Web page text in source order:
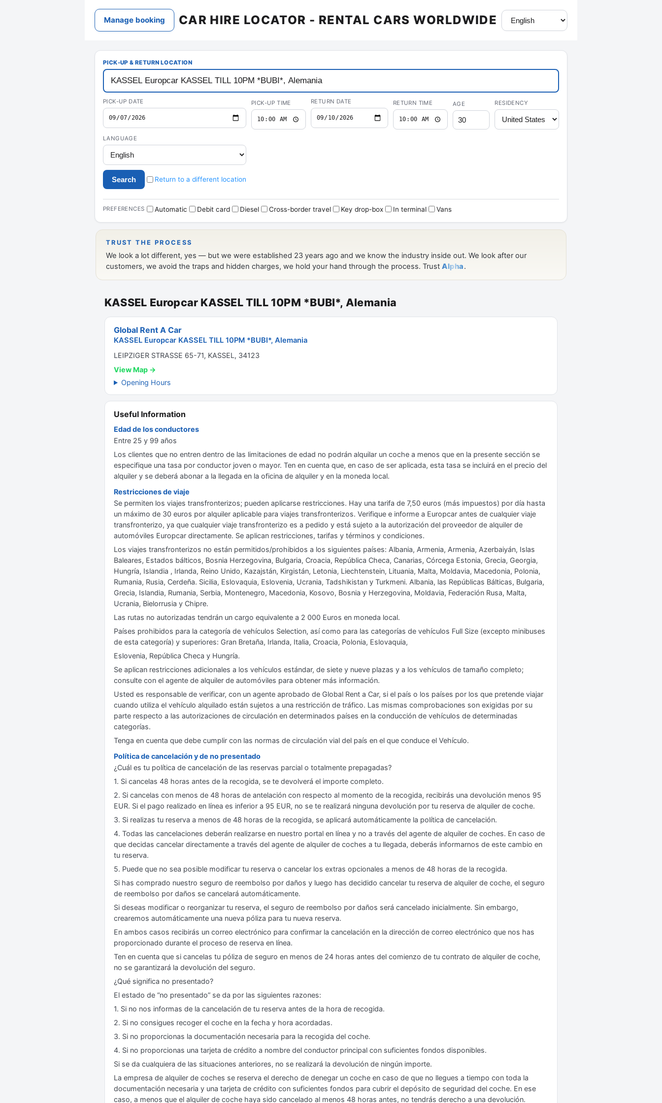
KASSEL Europcar KASSEL TILL 10PM *BUBI*, Alemania
Global Rent A Car
KASSEL Europcar KASSEL TILL 10PM *BUBI*, Alemania
LEIPZIGER STRASSE 65-71, KASSEL, 34123
View Map →
Opening Hours
Useful Information
Edad de los conductores
Entre 25 y 99 años
Los clientes que no entren dentro de las limitaciones de edad no podrán alquilar un coche a menos que en la presente sección se
especifique una tasa por conductor joven o mayor. Ten en cuenta que, en caso de ser aplicada, esta tasa se incluirá en el precio del
alquiler y se deberá abonar a la llegada en la oficina de alquiler y en la moneda local.
Restricciones de viaje
Se permiten los viajes transfronterizos; pueden aplicarse restricciones. Hay una tarifa de 7,50 euros (más impuestos) por día hasta
un máximo de 30 euros por alquiler aplicable para viajes transfronterizos. Verifique e informe a Europcar antes de cualquier viaje
transfronterizo, ya que cualquier viaje transfronterizo es a pedido y está sujeto a la autorización del proveedor de alquiler de
automóviles Europcar directamente. Se aplican restricciones, tarifas y términos y condiciones.
Los viajes transfronterizos no están permitidos/prohibidos a los siguientes países: Albania, Armenia, Armenia, Azerbaiyán, Islas
Baleares, Estados bálticos, Bosnia Herzegovina, Bulgaria, Croacia, República Checa, Canarias, Córcega Estonia, Grecia, Georgia,
Hungría, Islandia , Irlanda, Reino Unido, Kazajstán, Kirgistán, Letonia, Liechtenstein, Lituania, Malta, Moldavia, Macedonia, Polonia,
Rumania, Rusia, Cerdeña. Sicilia, Eslovaquia, Eslovenia, Ucrania, Tadshikistan y Turkmeni. Albania, las Repúblicas Bálticas, Bulgaria,
Grecia, Islandia, Rumania, Serbia, Montenegro, Macedonia, Kosovo, Bosnia y Herzegovina, Moldavia, Federación Rusa, Malta,
Ucrania, Bielorrusia y Chipre.
Las rutas no autorizadas tendrán un cargo equivalente a 2 000 Euros en moneda local.
Países prohibidos para la categoría de vehículos Selection, así como para las categorías de vehículos Full Size (excepto minibuses
de esta categoría) y superiores: Gran Bretaña, Irlanda, Italia, Croacia, Polonia, Eslovaquia,
Eslovenia, República Checa y Hungría.
Se aplican restricciones adicionales a los vehículos estándar, de siete y nueve plazas y a los vehículos de tamaño completo;
consulte con el agente de alquiler de automóviles para obtener más información.
Usted es responsable de verificar, con un agente aprobado de Global Rent a Car, si el país o los países por los que pretende viajar
cuando utiliza el vehículo alquilado están sujetos a una restricción de tráfico. Las mismas comprobaciones son exigidas por su
parte respecto a las autorizaciones de circulación en determinados países en la conducción de vehículos de determinadas
categorías.
Tenga en cuenta que debe cumplir con las normas de circulación vial del país en el que conduce el Vehículo.
Política de cancelación y de no presentado
¿Cuál es tu política de cancelación de las reservas parcial o totalmente prepagadas?
1. Si cancelas 48 horas antes de la recogida, se te devolverá el importe completo.
2. Si cancelas con menos de 48 horas de antelación con respecto al momento de la recogida, recibirás una devolución menos 95
EUR. Si el pago realizado en línea es inferior a 95 EUR, no se te realizará ninguna devolución por tu reserva de alquiler de coche.
3. Si realizas tu reserva a menos de 48 horas de la recogida, se aplicará automáticamente la política de cancelación.
4. Todas las cancelaciones deberán realizarse en nuestro portal en línea y no a través del agente de alquiler de coches. En caso de
que decidas cancelar directamente a través del agente de alquiler de coches a tu llegada, deberás informarnos de este cambio en
tu reserva.
5. Puede que no sea posible modificar tu reserva o cancelar los extras opcionales a menos de 48 horas de la recogida.
Si has comprado nuestro seguro de reembolso por daños y luego has decidido cancelar tu reserva de alquiler de coche, el seguro
de reembolso por daños se cancelará automáticamente.
Si deseas modificar o reorganizar tu reserva, el seguro de reembolso por daños será cancelado inicialmente. Sin embargo,
crearemos automáticamente una nueva póliza para tu nueva reserva.
En ambos casos recibirás un correo electrónico para confirmar la cancelación en la dirección de correo electrónico que nos has
proporcionado durante el proceso de reserva en línea.
Ten en cuenta que si cancelas tu póliza de seguro en menos de 24 horas antes del comienzo de tu contrato de alquiler de coche,
no se garantizará la devolución del seguro.
¿Qué significa no presentado?
El estado de “no presentado” se da por las siguientes razones:
1. Si no nos informas de la cancelación de tu reserva antes de la hora de recogida.
2. Si no consigues recoger el coche en la fecha y hora acordadas.
3. Si no proporcionas la documentación necesaria para la recogida del coche.
4. Si no proporcionas una tarjeta de crédito a nombre del conductor principal con suficientes fondos disponibles.
Si se da cualquiera de las situaciones anteriores, no se realizará la devolución de ningún importe.
La empresa de alquiler de coches se reserva el derecho de denegar un coche en caso de que no llegues a tiempo con toda la
documentación necesaria y una tarjeta de crédito con suficientes fondos para cubrir el depósito de seguridad del coche. En ese
caso, a menos que el alquiler de coche haya sido cancelado al menos 48 horas antes, no tendrás derecho a una devolución.